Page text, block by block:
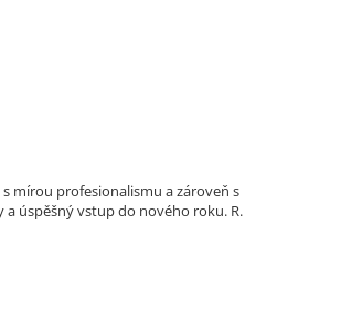
mírou profesionalismu a zároveň s
úspěšný vstup do nového roku. R.